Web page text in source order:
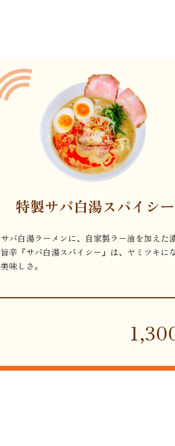
特製サバ白湯スパイシー
サバ白湯ラーメンに、自家製ラー油を加えた
旨辛『サバ白湯スパイシー』は、ヤミツキに
美味しさ。